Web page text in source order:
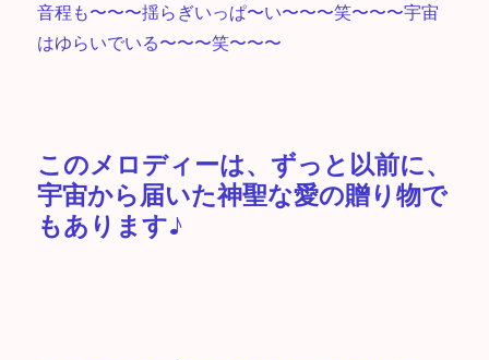
音程も〜〜〜揺らぎいっぱ〜い〜〜〜笑〜〜〜宇宙
はゆらいでいる〜〜〜笑〜〜〜
このメロディーは、ずっと以前に、
宇宙から届いた神聖な愛の贈り物で
もあります♪